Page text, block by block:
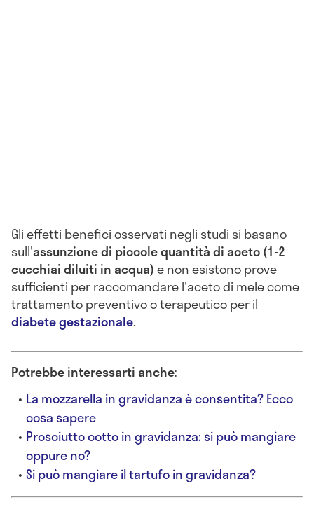
Gli effetti benefici osservati negli studi si basano
sull'assunzione di piccole quantità di aceto (1-2
cucchiai diluiti in acqua)e non esistono prove
sufficienti per raccomandare l'aceto di mele come
trattamento preventivo o terapeutico per il
diabete gestazionale.
Potrebbe interessarti anche:
La mozzarella in gravidanza è consentita? Ecco
cosa sapere
Prosciutto cotto in gravidanza: si può mangiare
oppure no?
Si può mangiare il tartufo in gravidanza?